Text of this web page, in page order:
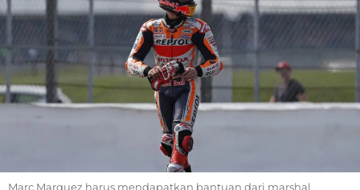
Marc Marquez harus mendapatkan bantuan dari marshal